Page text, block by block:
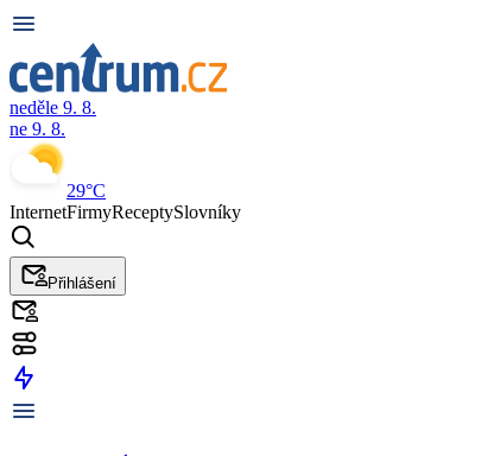
neděle 9. 8.
ne 9. 8.
29°C
InternetFirmyReceptySlovníky
Přihlášení